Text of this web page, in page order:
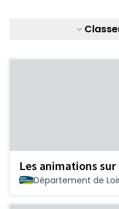
Les animations
Département de